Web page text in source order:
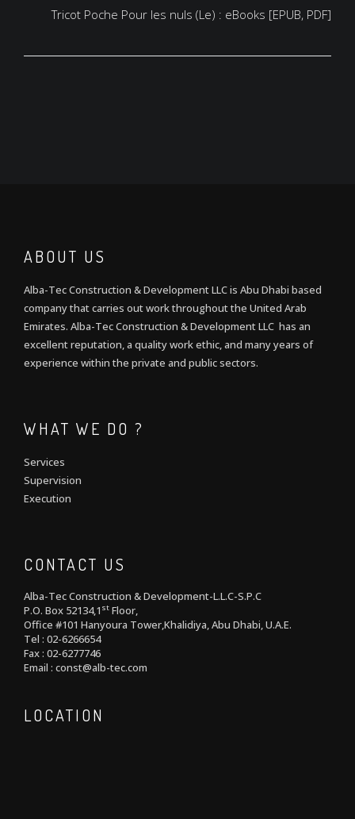
Tricot Poche Pour les nuls (Le) : eBooks [EPUB, PDF]
ABOUT US
Alba-Tec Construction & Development LLC is Abu Dhabi based
company that carries out work throughout the United Arab
Emirates. Alba-Tec Construction & Development LLC has an
excellent reputation, a quality work ethic, and many years of
experience within the private and public sectors.
WHAT WE DO ?
Services
Supervision
Execution
CONTACT US
Alba-Tec Construction & Development-L.L.C-S.P.C
P.O. Box 52134,1 st Floor,
Office #101 Hanyoura Tower,Khalidiya, Abu Dhabi, U.A.E.
Tel : 02-6266654
Fax : 02-6277746
Email : const@alb-tec.com
LOCATION